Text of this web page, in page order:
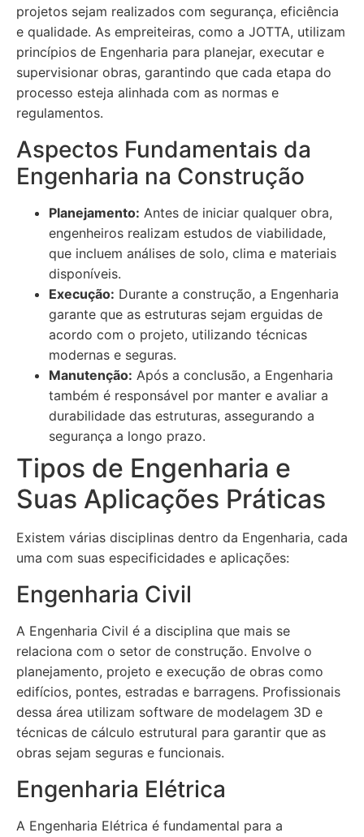
projetos sejam realizados com segurança, eficiência
e qualidade. As empreiteiras, como a JOTTA, utilizam
princípios de Engenharia para planejar, executar e
supervisionar obras, garantindo que cada etapa do
processo esteja alinhada com as normas e
regulamentos.
Aspectos Fundamentais da
Engenharia na Construção
Planejamento: Antes de iniciar qualquer obra,
engenheiros realizam estudos de viabilidade,
que incluem análises de solo, clima e materiais
disponíveis.
Execução: Durante a construção, a Engenharia
garante que as estruturas sejam erguidas de
acordo com o projeto, utilizando técnicas
modernas e seguras.
Manutenção: Após a conclusão, a Engenharia
também é responsável por manter e avaliar a
durabilidade das estruturas, assegurando a
segurança a longo prazo.
Tipos de Engenharia e
Suas Aplicações Práticas
Existem várias disciplinas dentro da Engenharia, cada
uma com suas especificidades e aplicações:
Engenharia Civil
A Engenharia Civil é a disciplina que mais se
relaciona com o setor de construção. Envolve o
planejamento, projeto e execução de obras como
edifícios, pontes, estradas e barragens. Profissionais
dessa área utilizam software de modelagem 3D e
técnicas de cálculo estrutural para garantir que as
obras sejam seguras e funcionais.
Engenharia Elétrica
A Engenharia Elétrica é fundamental para a